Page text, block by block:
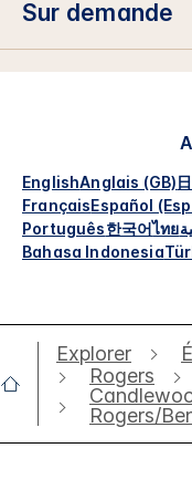
Sur demande
EnglishAnglais (GB)
FrançaisEspañol
Português한국어ไทย
Bahasa Indonesia
Explorer
Rogers
Rogers/